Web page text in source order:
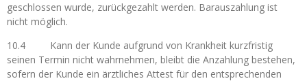
geschlossen wurde, zurückgezahlt werden. Barauszahlung ist
nicht möglich.
10.4 Kann der Kunde aufgrund von Krankheit kurzfristig
seinen Termin nicht wahrnehmen, bleibt die Anzahlung bestehen,
sofern der Kunde ein ärztliches Attest für den entsprechenden